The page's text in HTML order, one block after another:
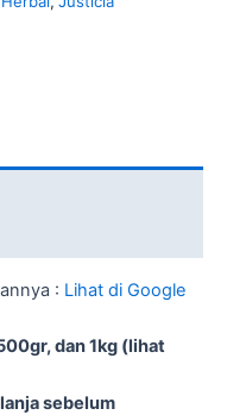
: Lihat di Google
dan 1kg (lihat
sebelum